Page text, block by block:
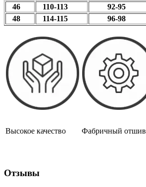
46
110-113 92-95
48
114-115 96-98
Высокое качество Фабричный отшив
Отзывы